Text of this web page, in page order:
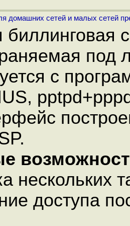
домашних сетей и малых сетей
биллинговая
под
с
нескольких
доступа